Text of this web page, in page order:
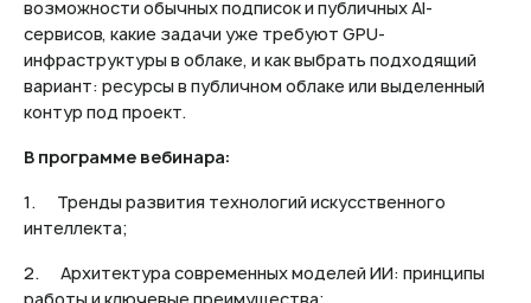
возможности обычных подписок и публичных AI-
сервисов, какие задачи уже требуют GPU-
инфраструктуры в облаке, и как выбрать подходящий
вариант: ресурсы в публичном облаке или выделенный
контур под проект.
В программе вебинара:
1. Тренды развития технологий искусственного
интеллекта;
2. Архитектура современных моделей ИИ: принципы